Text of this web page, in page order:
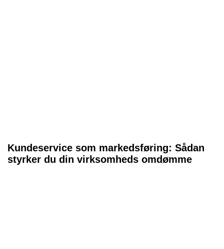
Kundeservice som markedsføring: Sådan
styrker du din virksomheds omdømme